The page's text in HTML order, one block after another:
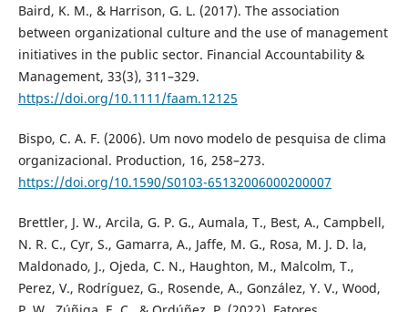
Baird, K. M., & Harrison, G. L. (2017). The association
between organizational culture and the use of management
initiatives in the public sector. Financial Accountability &
Management, 33(3), 311–329.
https://doi.org/10.1111/faam.12125
Bispo, C. A. F. (2006). Um novo modelo de pesquisa de clima
organizacional. Production, 16, 258–273.
https://doi.org/10.1590/S0103-65132006000200007
Brettler, J. W., Arcila, G. P. G., Aumala, T., Best, A., Campbell,
N. R. C., Cyr, S., Gamarra, A., Jaffe, M. G., Rosa, M. J. D. la,
Maldonado, J., Ojeda, C. N., Haughton, M., Malcolm, T.,
Perez, V., Rodríguez, G., Rosende, A., González, Y. V., Wood,